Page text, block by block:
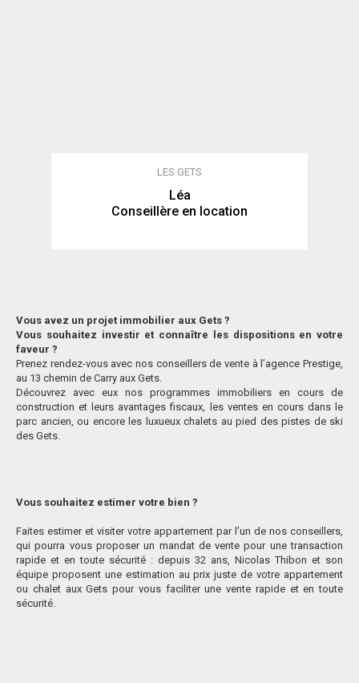
LES GETS
Léa
Conseillère en location
Vous avez un projet immobilier aux Gets ?
Vous souhaitez investir et connaître les dispositions en votre
faveur ?
Prenez rendez-vous avec nos conseillers de vente à l’agence Prestige,
au 13 chemin de Carry aux Gets.
Découvrez avec eux nos programmes immobiliers en cours de
construction et leurs avantages fiscaux, les ventes en cours dans le
parc ancien, ou encore les luxueux chalets au pied des pistes de ski
des Gets.
Vous souhaitez estimer votre bien ?
Faites estimer et visiter votre appartement par l’un de nos conseillers,
qui pourra vous proposer un mandat de vente pour une transaction
rapide et en toute sécurité : depuis 32 ans, Nicolas Thibon et son
équipe proposent une estimation au prix juste de votre appartement
ou chalet aux Gets pour vous faciliter une vente rapide et en toute
sécurité.